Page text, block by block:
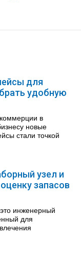
для
удобную
в
новые
стали точкой
узел и
запасов
инженерный
для